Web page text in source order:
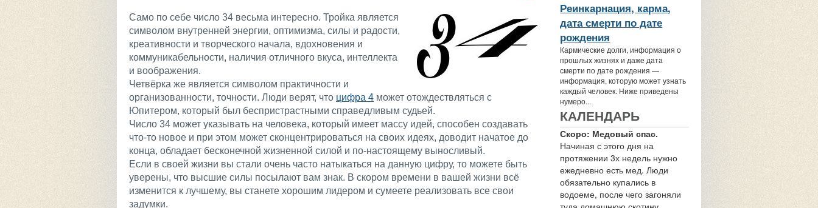
Само по себе число 34 весьма интересно. Тройка является
символом внутренней энергии, оптимизма, силы и радости,
креативности и творческого начала, вдохновения и
коммуникабельности, наличия отличного вкуса, интеллекта
и воображения.
Четвёрка же является символом практичности и
организованности, точности. Люди верят, что цифра 4 может отождествляться с
Юпитером, который был беспристрастными справедливым судьей.
Число 34 может указывать на человека, который имеет массу идей, способен создавать
что-то новое и при этом может сконцентрироваться на своих идеях, доводит начатое до
конца, обладает бесконечной жизненной силой и по-настоящему выносливый.
Если в своей жизни вы стали очень часто натыкаться на данную цифру, то можете быть
уверены, что высшие силы посылают вам знак. В скором времени в вашей жизни всё
изменится к лучшему, вы станете хорошим лидером и сумеете реализовать все свои
задумки.
Реинкарнация, карма,
дата смерти по дате
рождения
Кармические долги, информация о
прошлых жизнях и даже дата
смерти по дате рождения —
информация, которую может узнать
каждый человек. Ниже приведены
нумеро...
КАЛЕНДАРЬ
Скоро: Медовый спас.
Начиная с этого дня на
протяжении 3х недель нужно
ежедневно есть мед. Люди
обязательно купались в
водоеме, после чего загоняли